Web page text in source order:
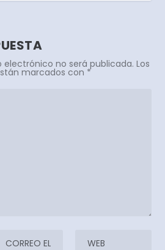
electrónico no será publicada. Los
marcados con *